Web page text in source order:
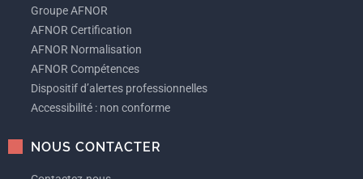
Groupe AFNOR
AFNOR Certification
AFNOR Normalisation
AFNOR Compétences
Dispositif d’alertes professionnelles
Accessibilité : non conforme
NOUS CONTACTER